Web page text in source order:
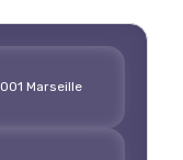
Marseille